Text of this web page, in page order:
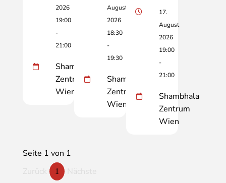
2026
19:00
-
21:00
Shambhala
Zentrum
Wien
August
2026
18:30
-
19:30
Shambhala
Zentrum
Wien
17.
August
2026
19:00
-
21:00
Shambhala
Zentrum
Wien
Seite 1 von 1
1